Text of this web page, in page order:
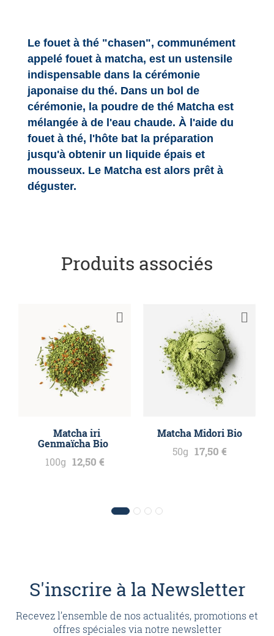
Le fouet à thé "chasen", communément
appelé fouet à matcha, est un ustensile
indispensable dans la cérémonie
japonaise du thé. Dans un bol de
cérémonie, la poudre de thé Matcha est
mélangée à de l'eau chaude. À l'aide du
fouet à thé, l'hôte bat la préparation
jusqu'à obtenir un liquide épais et
mousseux. Le Matcha est alors prêt à
déguster.
Produits associés
Matcha iri
Genmaïcha Bio
100g 12,50 €
Matcha Midori Bio
50g 17,50 €
S'inscrire à la Newsletter
Recevez l’ensemble de nos actualités, promotions et
offres spéciales via notre newsletter